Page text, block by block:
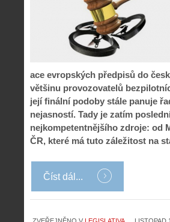
ace evropských předpisů do
většinu provozovatelů
její finální podoby stále panuje
nejasností. Tady je zatím
nejkompetentnějšího zdroje: od
ČR, které má tuto záležitost na
Číst dál...
ZVEŘEJNĚNO V LEGISLATIVA LISTOPAD